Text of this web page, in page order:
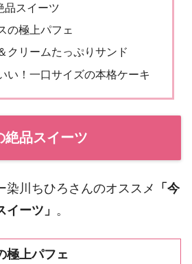
品スイーツ
の極上パフェ
クリームたっぷりサンド
い！一口サイズの本格ケーキ
絶品スイーツ
染川ちひろさんのオススメ
「今
ーツ」 。
極上パフェ